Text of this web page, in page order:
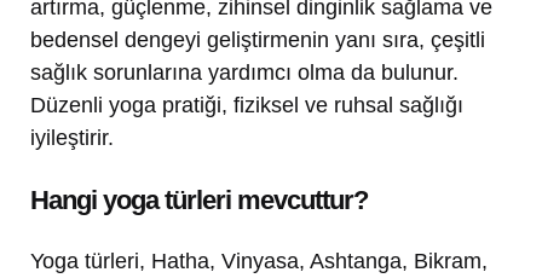
artırma, güçlenme, zihinsel dinginlik sağlama ve
bedensel dengeyi geliştirmenin yanı sıra, çeşitli
sağlık sorunlarına yardımcı olma da bulunur.
Düzenli yoga pratiği, fiziksel ve ruhsal sağlığı
iyileştirir.
Hangi yoga türleri mevcuttur?
Yoga türleri, Hatha, Vinyasa, Ashtanga, Bikram,